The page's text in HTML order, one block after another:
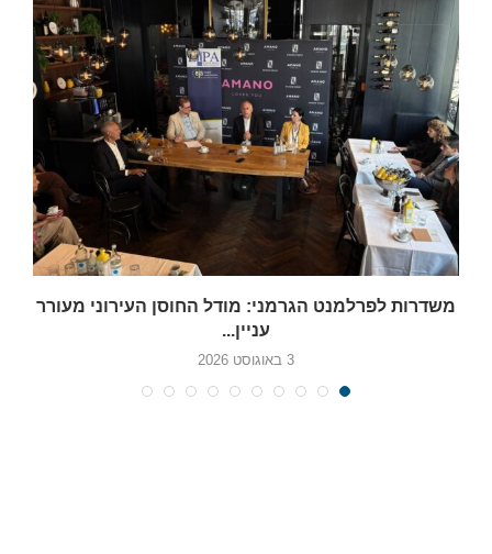
משדרות לפרלמנט הגרמני: מודל החוסן העירוני מעורר
עניין...
3 באוגוסט 2026